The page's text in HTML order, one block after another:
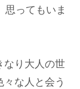
思ってもいま
り大人の世
な人と会う